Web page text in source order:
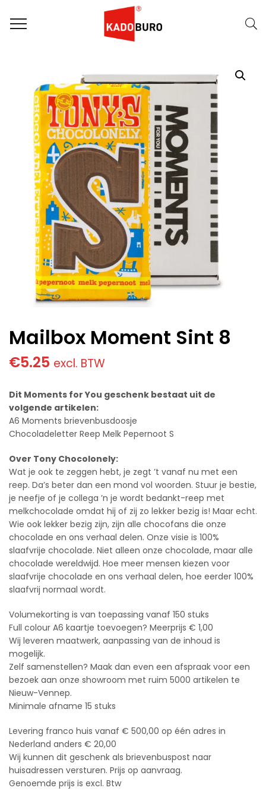
Home
Moments for you pakketten
Mailbox Moment Sint 8
€5.25 excl. BTW
Dit Moments for You geschenk bestaat uit de
volgende artikelen:
A6 Moments brievenbusdoosje
Chocoladeletter Reep Melk Pepernoot S
Over Tony Chocolonely:
Wat je ook te zeggen hebt, je zegt ’t vanaf nu met een
reep. Da’s beter dan een mond vol woorden. Stuur je bestie,
je neefje of je collega ’n je wordt bedankt-reep met
melkchocolade omdat hij of zij zo lekker bezig is! Maar echt.
Wie ook lekker bezig zijn, zijn alle chocofans die onze
chocolade en ons verhaal delen. Onze visie is 100%
slaafvrije chocolade. Niet alleen onze chocolade, maar alle
chocolade wereldwijd. Hoe meer mensen kiezen voor
slaafvrije chocolade en ons verhaal delen, hoe eerder 100%
slaafvrij normaal wordt.
Volumekorting is van toepassing vanaf 150 stuks
Full colour A6 kaartje toevoegen? Meerprijs € 1,00
Wij leveren maatwerk, aanpassing van de inhoud is
mogelijk.
Zelf samenstellen? Maak dan even een afspraak voor een
bezoek aan onze showroom met ruim 5000 artikelen te
Nieuw-Vennep.
Minimale afname 15 stuks
Levering franco huis vanaf € 500,00 op één adres in
Nederland anders € 20,00
Wij kunnen dit geschenk als brievenbuspost naar
huisadressen versturen. Prijs op aanvraag.
Genoemde prijs is excl. Btw